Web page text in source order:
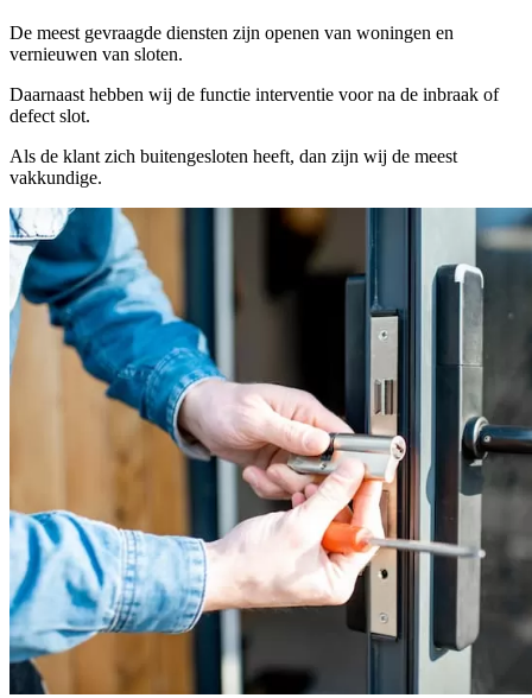
De meest gevraagde diensten zijn openen van woningen en
vernieuwen van sloten.
Daarnaast hebben wij de functie interventie voor na de inbraak of
defect slot.
Als de klant zich buitengesloten heeft, dan zijn wij de meest
vakkundige.